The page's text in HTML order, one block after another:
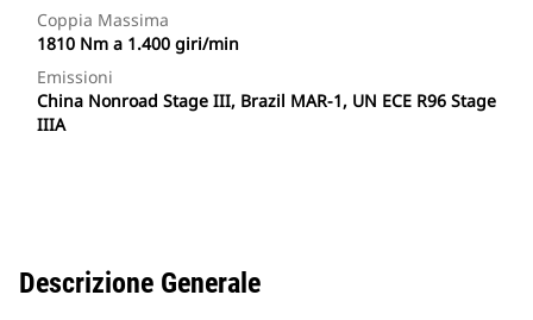
Coppia Massima
1810 Nm a 1.400 giri/min
Emissioni
China Nonroad Stage III, Brazil MAR-1, UN ECE R96 Stage
IIIA
Descrizione Generale